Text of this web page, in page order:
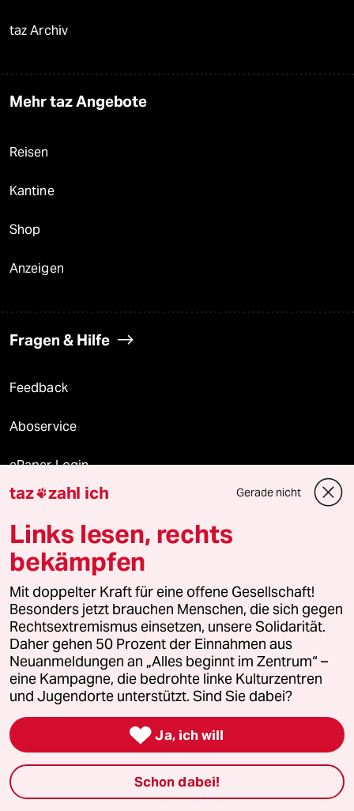
taz Archiv
Mehr taz Angebote
Reisen
Kantine
Shop
Anzeigen
Fragen & Hilfe
Feedback
Aboservice
ePaper Login
Downloads für Abonnierende
© 2026 taz Verlags und Vertriebs GmbH
Alle Rechte vorbehalten. Bei rechtlichen Fragen oder für Genehmigungen
wenden Sie sich bitte an
lizenzen@taz.de
Feedback Redaktionsstatut Kommune-Richtlinien
Leitlinie Informant Datenschutz Impressum AGB
Seitenwende Einwilligungen widerrufen (Ads)
taz zahl ich Gerade nicht
Links lesen, rechts
bekämpfen
Mit doppelter Kraft für eine offene Gesellschaft!
Besonders jetzt brauchen Menschen, die sich gegen
Rechtsextremismus einsetzen, unsere Solidarität.
Daher gehen 50 Prozent der Einnahmen aus
Neuanmeldungen an „Alles beginnt im Zentrum“ –
eine Kampagne, die bedrohte linke Kulturzentren
und Jugendorte unterstützt. Sind Sie dabei?
 Ja, ich will
Schon dabei!